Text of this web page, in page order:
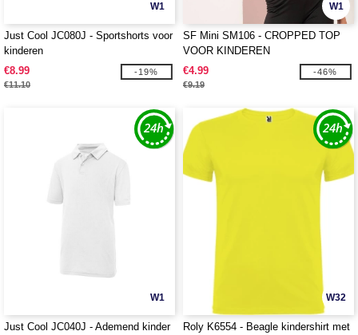
W1
Just Cool JC080J - Sportshorts voor
kinderen
€8.99
€11.10
-19%
W1
SF Mini SM106 - CROPPED TOP
VOOR KINDEREN
€4.99
€9.19
-46%
W1
Just Cool JC040J - Ademend kinder
W32
Roly K6554 - Beagle kindershirt met